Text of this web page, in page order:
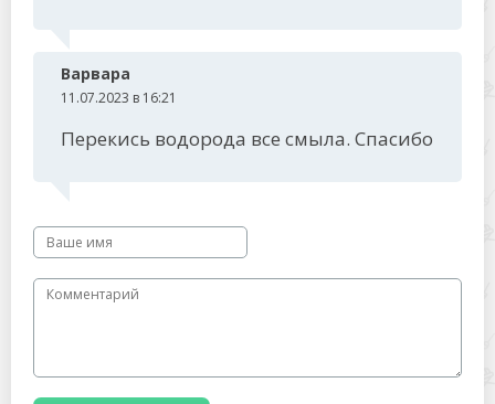
Варвара
11.07.2023 в 16:21
Перекись водорода все смыла. Спасибо